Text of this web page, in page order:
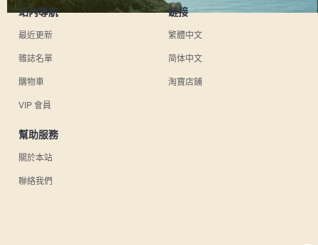
站內導航
最近更新
雜誌名單
購物車
VIP 會員
鏈接
繁體中文
简体中文
淘寶店鋪
幫助服務
關於本站
聯絡我們